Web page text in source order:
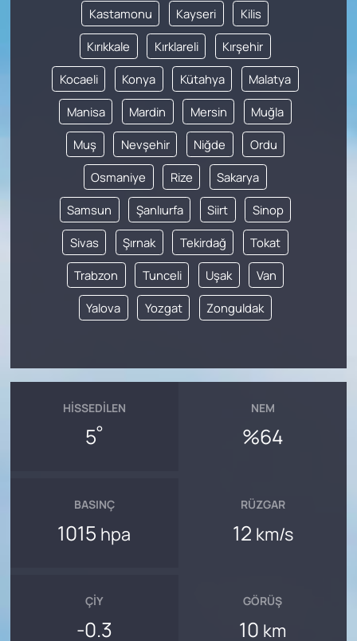
Kastamonu Kayseri Kilis
Kırıkkale Kırklareli Kırşehir
Kocaeli Konya Kütahya Malatya
Manisa Mardin Mersin Muğla
Muş Nevşehir Niğde Ordu
Osmaniye Rize Sakarya
Samsun Şanlıurfa Siirt Sinop
Sivas Şırnak Tekirdağ Tokat
Trabzon Tunceli Uşak Van
Yalova Yozgat Zonguldak
HISSEDILEN
5°
NEM
%64
BASINÇ
1015 hpa
RÜZGAR
12 km/s
ÇIY
-0.3
GÖRÜŞ
10 km